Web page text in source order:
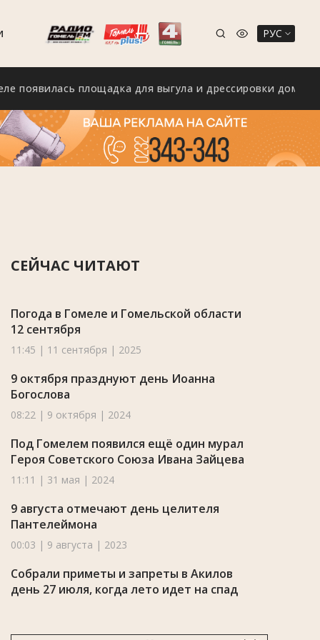
РУС
площадка для выгула и дрессировки домашних
СЕЙЧАС ЧИТАЮТ
Погода в Гомеле и Гомельской области
12 сентября
11:45 | 11 сентября | 2025
9 октября празднуют день Иоанна
Богослова
08:22 | 9 октября | 2024
Под Гомелем появился ещё один мурал
Героя Советского Союза Ивана Зайцева
11:11 | 31 мая | 2024
9 августа отмечают день целителя
Пантелеймона
00:03 | 9 августа | 2023
Собрали приметы и запреты в Акилов
день 27 июля, когда лето идет на спад